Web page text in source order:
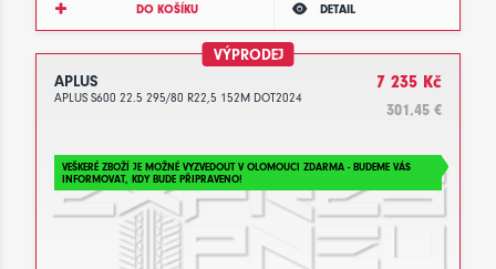
DO KOŠÍKU DETAIL
VÝPRODEJ
APLUS
APLUS S600 22.5 295/80 R22,5 152M DOT2024
7 235 Kč
301.45 €
VEŠKERÉ ZBOŽÍ JE MOŽNÉ VYZVEDOUT V OLOMOUCI ZDARMA - BUDEME VÁS
INFORMOVAT, KDY BUDE PŘIPRAVENO!